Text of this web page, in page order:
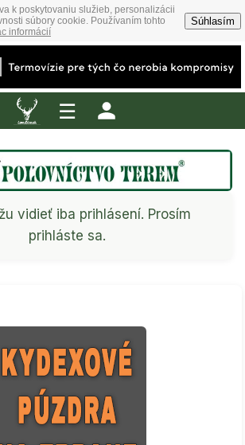
k poskytovaniu služieb, personalizácii
súbory cookie. Používaním tohto
informácií
Súhlasím
☰
vidieť iba prihlásení. Prosím
prihláste sa.